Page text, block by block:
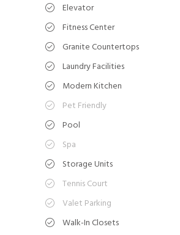
Elevator
Fitness Center
Granite Countertops
Laundry Facilities
Modern Kitchen
Pet Friendly
Pool
Spa
Storage Units
Tennis Court
Valet Parking
Walk-In Closets